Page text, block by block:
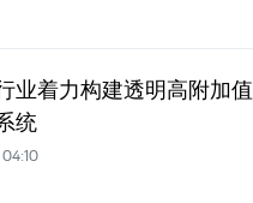
业着力构建透明高附加值
统